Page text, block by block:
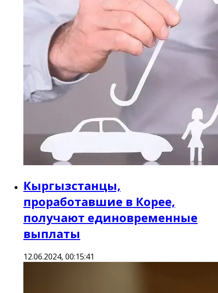
Кыргызстанцы,
проработавшие в Корее,
получают единовременные
выплаты
12.06.2024, 00:15:41